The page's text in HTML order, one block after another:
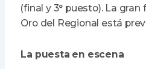
(final y 3° puesto). La gran
Oro del Regional está
La puesta en escena